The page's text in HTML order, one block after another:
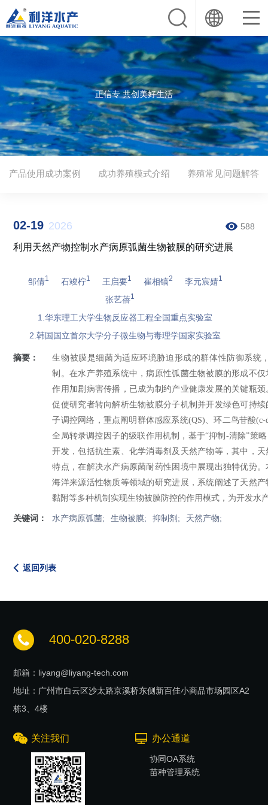
正信专 共创美好生活
产品使用成功案例 成功养殖模式介绍 养殖常见问题解答
02-19 2026 588
利用天然产物控制水产病原弧菌生物被膜的研究进展
邹倩1 石竣柠1 王启要1 崔相镐2 李元宸婧1
张艺蓓1
1.华东理工大学生物反应器工程全国重点实验室
2.韩国国立首尔大学分子微生物与毒理学国家实验室
摘要：
生物被膜是细菌为适应环境胁迫形成的群体性防御系统
制。在水产养殖系统中，病原性弧菌生物被膜的形成不
作用加剧病害传播，已成为制约产业健康发展的关键瓶
促使研究者转向解析生物被膜分子机制并开发绿色可持
子调控网络，重点阐明群体感应系统(QS)、环二鸟苷酸
全局转录调控因子的级联作用机制，基于“抑制-清除”策
开发，包括抗生素、化学消毒剂及天然产物等，其中，
特点，在解决水产病原菌耐药性困境中展现出独特优势
海洋来源活性物质等领域的研究进展，系统阐述了天然
黏附等多种机制实现生物被膜防控的作用模式，为开发水
关键词： 水产病原弧菌; 生物被膜; 抑制剂; 天然产物;
返回列表
400-020-8288
邮箱：liyang@liyang-tech.com
地址：广州市白云区沙太路京溪桥东侧新百佳小商品市场园区A2
栋3、4楼
关注我们 办公通道
协同OA系统
苗种管理系统